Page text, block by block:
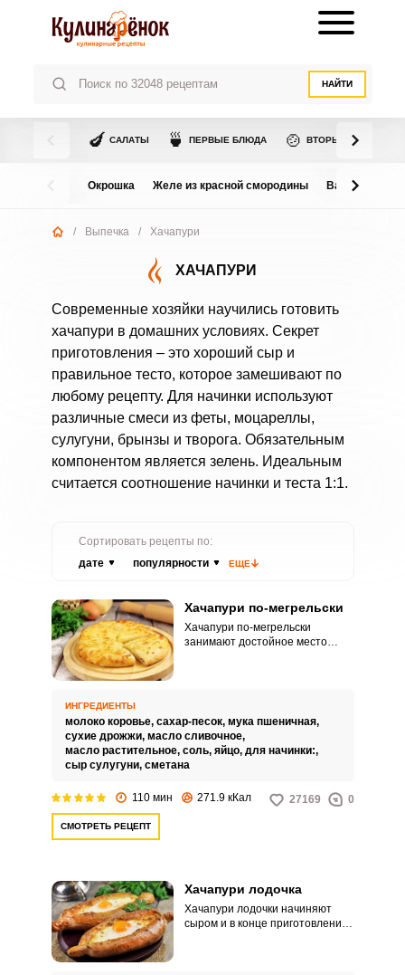
НАЙТИ
🍆 САЛАТЫ 🍵 ПЕРВЫЕ БЛЮДА 🍲 ВТОРЫЕ БЛЮДА
Окрошка Желе из красной смородины Варенье из
/ Выпечка / Хачапури
ХАЧАПУРИ
Современные хозяйки научились готовить
хачапури в домашних условиях. Секрет
приготовления – это хороший сыр и
правильное тесто, которое замешивают по
любому рецепту. Для начинки используют
различные смеси из феты, моцареллы,
сулугуни, брынзы и творога. Обязательным
компонентом является зелень. Идеальным
считается соотношение начинки и теста 1:1.
Сортировать рецепты по:
дате
популярности ЕЩЕ
Хачапури по-мегрельски
Хачапури по-мегрельски
занимают достойное место
сырной корочкой.
ИНГРЕДИЕНТЫ
молоко коровье, сахар-песок, мука пшеничная,
сухие дрожжи, масло сливочное,
масло растительное, соль, яйцо, для начинки:,
сыр сулугуни, сметана
110 мин 271.9 кКал 27169 0
СМОТРЕТЬ РЕЦЕПТ
Хачапури лодочка
Хачапури лодочки начиняют
сыром и в конце приготовления